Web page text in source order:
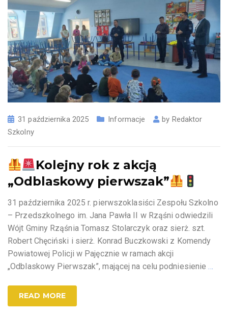
31 października 2025 Informacje by Redaktor
Szkolny
Kolejny rok z akcją
„Odblaskowy pierwszak”
31 października 2025 r. pierwszoklasiści Zespołu Szkolno
– Przedszkolnego im. Jana Pawła II w Rząśni odwiedzili
Wójt Gminy Rząśnia Tomasz Stolarczyk oraz sierż. szt.
Robert Chęciński i sierż. Konrad Buczkowski z Komendy
Powiatowej Policji w Pajęcznie w ramach akcji
„Odblaskowy Pierwszak”, mającej na celu podniesienie…
READ MORE